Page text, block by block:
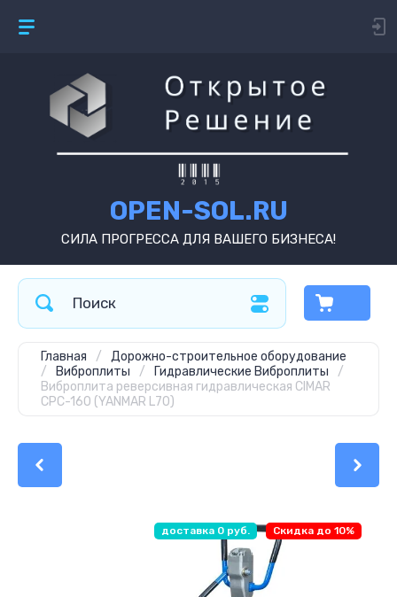
OPEN-SOL.RU
СИЛА ПРОГРЕССА ДЛЯ ВАШЕГО БИЗНЕСА!
Главная /
Дорожно-строительное оборудование
/
Виброплиты / Гидравлические Виброплиты
/
Виброплита реверсивная гидравлическая CIMAR
CPC-160 (YANMAR L70)
доставка 0 руб. Скидка до 10%